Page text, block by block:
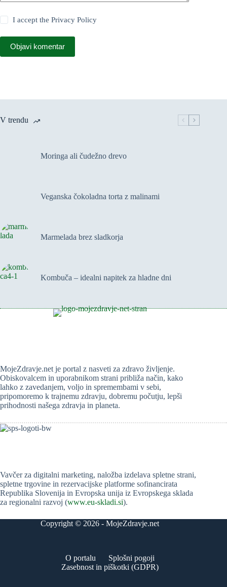
I accept thePrivacy Policy
Objavi komentar
V trendu
Moringa ali čudežno drevo
Veganska čokoladna torta z malinami
Marmelada brez sladkorja
Kombuča – idealni napitek za hladne dni
MojeZdravje.net je portal z nasveti za zdravo življenje.
Obiskovalcem in uporabnikom strani približa način, kako
lahko z zavedanjem, voljo in spremembami v sebi,
pripomoremo k trajnemu zdravju, dobremu počutju, lepši
prihodnosti našega zdravja in planeta.
Vavčer za digitalni marketing, naložba izdelava spletne strani,
spletne trgovine in rezervacijske platforme sofinancirata
Republika Slovenija in Evropska unija iz Evropskega sklada
za regionalni razvoj (www.eu-skladi.si).
Copyright © 2026 - MojeZdravje.net
O portalu
Splošni pogoji
Zasebnost in piškotki (GDPR)